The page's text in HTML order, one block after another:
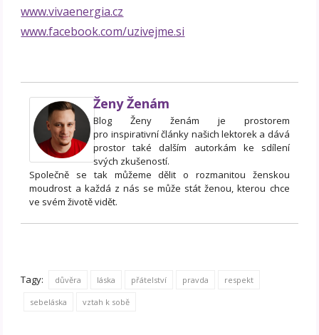
www.vivaenergia.cz
www.facebook.com/uzivejme.si
Ženy Ženám
Blog Ženy ženám je prostorem
pro inspirativní články našich lektorek a dává
prostor také dalším autorkám ke sdílení
svých zkušeností.
Společně se tak můžeme dělit o rozmanitou ženskou
moudrost a každá z nás se může stát ženou, kterou chce
ve svém životě vidět.
Tagy: důvěra láska přátelství pravda respekt
sebeláska vztah k sobě